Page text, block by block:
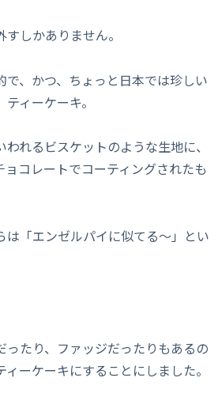
しかありません。
で、かつ、ちょっと日本では珍しい
ィーケーキ。
れるビスケットのような生地に、
ョコレートでコーティングされたも
は「エンゼルパイに似てる～」とい
ったり、ファッジだったりもあるの
ーケーキにすることにしました。